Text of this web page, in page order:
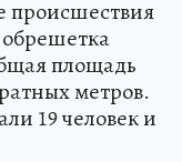
происшествия
площадь
метров.
19 человек и